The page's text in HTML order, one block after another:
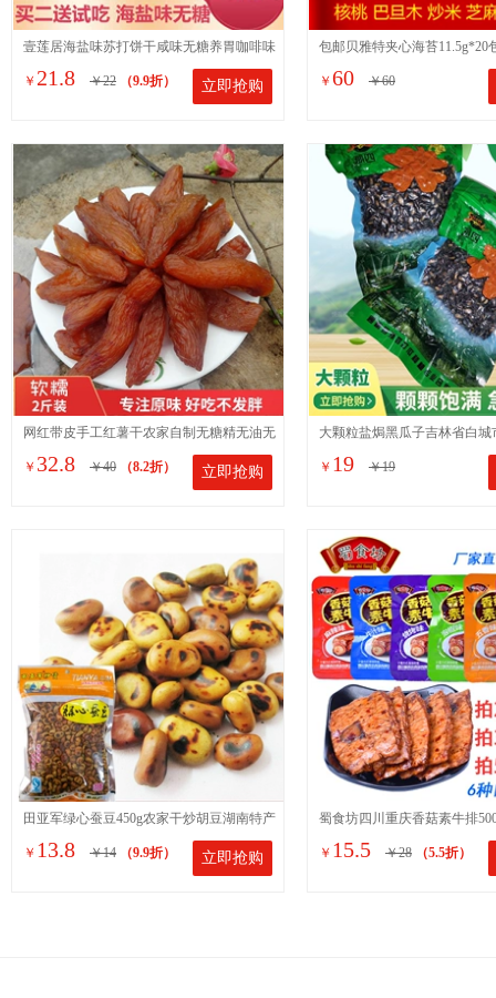
壹莲居海盐味苏打饼干咸味无糖养胃咖啡味
梳打柠檬夹心脆饼干代餐
￥ 21.8 ￥22 （9.9折） 立即抢购
包邮贝雅特夹心海苔11.5g*20
￥ 60 ￥60
网红带皮手工红薯干农家自制无糖精无油无
添加零食番薯软糯地瓜干
￥ 32.8 ￥40 （8.2折） 立即抢购
大颗粒盐焗黑瓜子吉林省白城
￥ 19 ￥19
田亚军绿心蚕豆450g农家干炒胡豆湖南特产
硬蚕豆原味坚果小吃零食
￥ 13.8 ￥14 （9.9折） 立即抢购
蜀食坊四川重庆香菇素牛排
手撕豆腐干豆制品零食
￥ 15.5 ￥28 （5.5折）